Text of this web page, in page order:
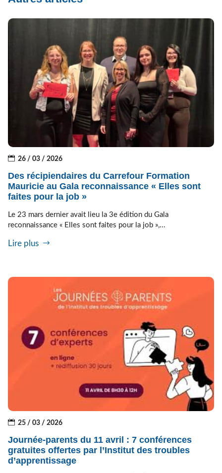
26 / 03 / 2026
Des récipiendaires du Carrefour Formation
Mauricie au Gala reconnaissance « Elles sont
faites pour la job »
Le 23 mars dernier avait lieu la 3e édition du Gala
reconnaissance « Elles sont faites pour la job »,...
Lire plus
25 / 03 / 2026
Journée-parents du 11 avril : 7 conférences
gratuites offertes par l’Institut des troubles
d’apprentissage